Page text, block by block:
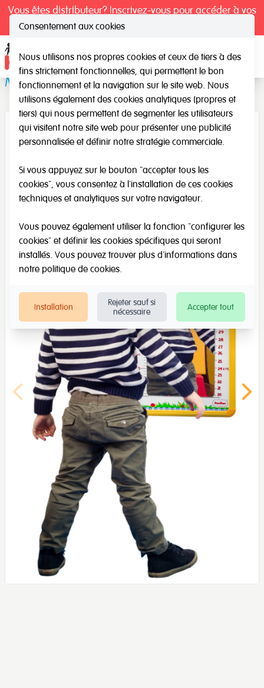
Vous êtes distributeur? Inscrivez-vous pour accéder à vos
tarifs exclusifs.
Miroir de mesure
Consentement aux cookies
Nous utilisons nos propres cookies et ceux de tiers à des
fins strictement fonctionnelles, qui permettent le bon
fonctionnement et la navigation sur le site web. Nous
utilisons également des cookies analytiques (propres et
tiers) qui nous permettent de segmenter les utilisateurs
qui visitent notre site web pour présenter une publicité
personnalisée et définir notre stratégie commerciale.
Si vous appuyez sur le bouton "accepter tous les
cookies", vous consentez à l'installation de ces cookies
techniques et analytiques sur votre navigateur.
Vous pouvez également utiliser la fonction "configurer les
cookies" et définir les cookies spécifiques qui seront
installés. Vous pouvez trouver plus d'informations dans
notre politique de cookies.
Installation
Rejeter sauf si
nécessaire
Accepter tout